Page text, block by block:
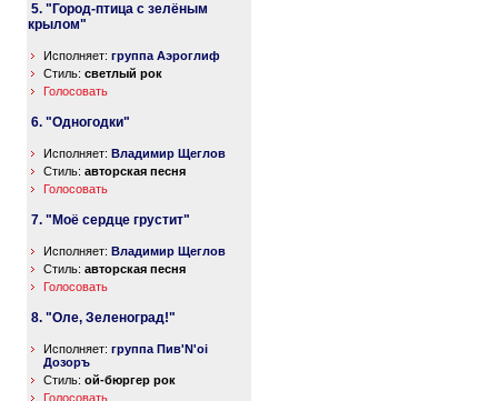
5. "Город-птица с зелёным
крылом"
Исполняет: группа Аэроглиф
Стиль: светлый рок
Голосовать
6. "Одногодки"
Исполняет: Владимир Щеглов
Стиль: авторская песня
Голосовать
7. "Моё сердце грустит"
Исполняет: Владимир Щеглов
Стиль: авторская песня
Голосовать
8. "Оле, Зеленоград!"
Исполняет: группа Пив'N'oi
Дозоръ
Стиль: ой-бюргер рок
Голосовать